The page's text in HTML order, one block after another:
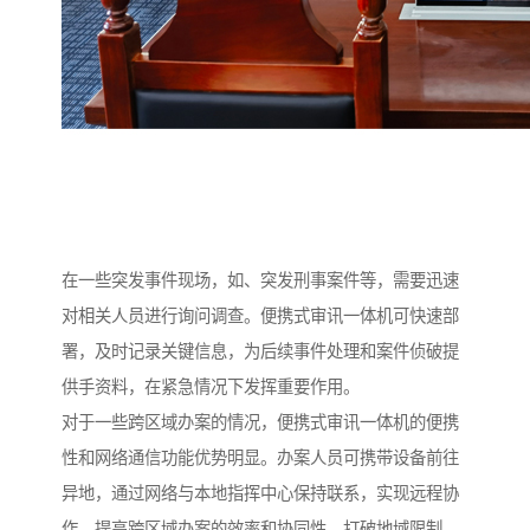
在一些突发事件现场，如、突发刑事案件等，需要迅速
对相关人员进行询问调查。便携式审讯一体机可快速部
署，及时记录关键信息，为后续事件处理和案件侦破提
供手资料，在紧急情况下发挥重要作用。​
对于一些跨区域办案的情况，便携式审讯一体机的便携
性和网络通信功能优势明显。办案人员可携带设备前往
异地，通过网络与本地指挥中心保持联系，实现远程协